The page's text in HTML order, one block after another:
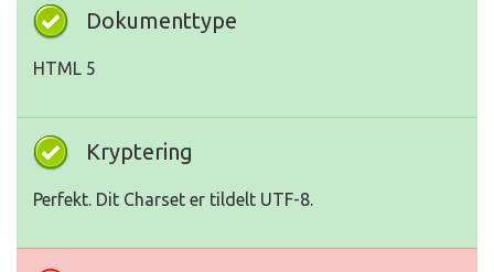
Dokumenttype
HTML 5
Kryptering
Perfekt. Dit Charset er tildelt UTF-8.